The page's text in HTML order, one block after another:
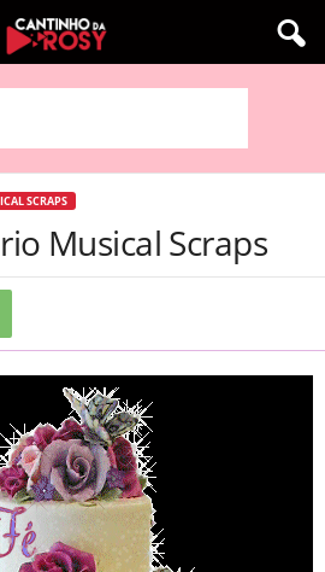
SCRAPS
Musical Scraps